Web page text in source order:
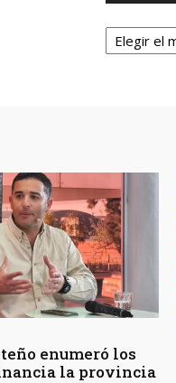
Archivos
enumeró los
la provincia